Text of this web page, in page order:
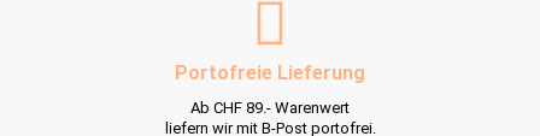
Portofreie Lieferung
Ab CHF 89.- Warenwert
liefern wir mit B-Post portofrei.